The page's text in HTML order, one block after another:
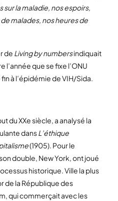
la maladie, nos espoirs,
malades, nos heures de
de Living by numbersindiquait
que se fixe l’ONU
à l’épidémie de VIH/Sida.
du XXe siècle, a analysé la
dansL’éthique
(1905). Pour le
double, New York, ont joué
historique. Ville la plus
de la République des
qui commerçait avec les